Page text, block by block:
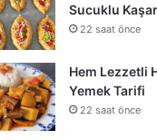
Sucuklu
22 saat önce
Hem Lezzetli
Yemek Tarifi
22 saat önce